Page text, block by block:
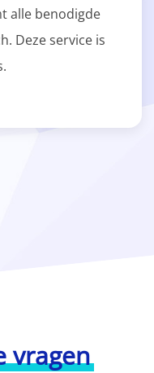
alle benodigde
Deze service is
vragen